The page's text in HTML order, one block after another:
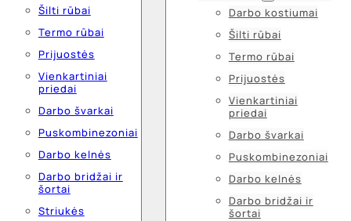
Šilti rūbai
Termo rūbai
Prijuostės
Vienkartiniai
priedai
Darbo švarkai
Puskombinezoniai
Darbo kelnės
Darbo bridžai ir
šortai
Striukės
Darbo kostiumai
Šilti rūbai
Termo rūbai
Prijuostės
Vienkartiniai
priedai
Darbo švarkai
Puskombinezoniai
Darbo kelnės
Darbo bridžai ir
šortai